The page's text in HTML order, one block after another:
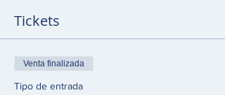
Tickets
Venta finalizada
Tipo de entrada